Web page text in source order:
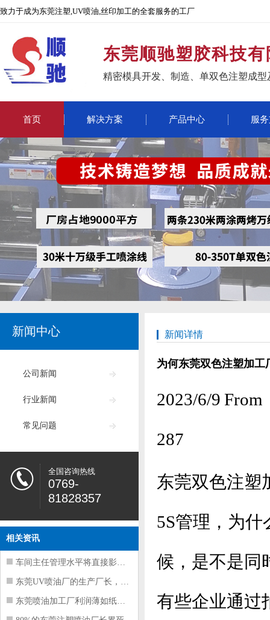
致力于成为东莞注塑,UV喷油,丝印加工的全套服务的工厂
东莞顺驰塑胶科技
精密模具开发、制造、单双色注塑成
首页 解决方案 产品中心 服
新闻中心
公司新闻
行业新闻
常见问题
全国咨询热线
0769-
81828357
相关资讯
车间主任管理水平将直接影响东莞注塑件
东莞UV喷油厂的生产厂长，到底在给工
东莞喷油加工厂利润薄如纸？这四项基本
新闻详情
为何东莞双色注塑加工
2023/6/9
287
东莞双色注塑
5S管理，为什
候，是不是同
有些企业通过